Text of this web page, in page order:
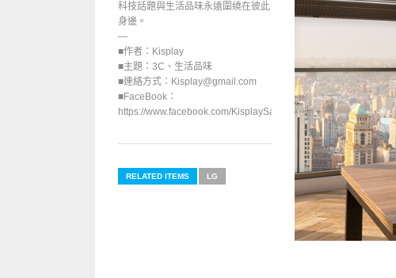
科技話題與生活品味永遠圍繞在彼此
身邊。
—
■作者：Kisplay
■主題：3C、生活品味
■連絡方式：Kisplay@gmail.com
■FaceBook：
https://www.facebook.com/KisplaySayGoodbuy/
RELATED ITEMS LG